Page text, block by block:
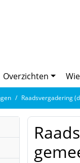
Overzichten
Raadsvergadering